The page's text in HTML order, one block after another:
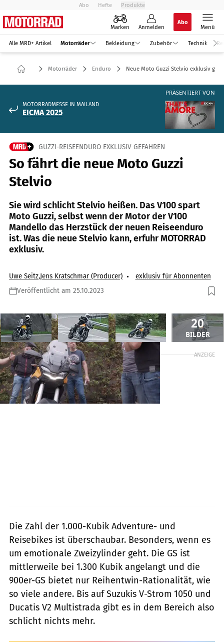
Abo Hefte Produkte
Marken Anmelden
Abo
Menü
Alle MRD+ Artikel Motorräder Bekleidung Zubehör Technik
Motorräder Enduro Neue Moto Guzzi Stelvio exklusiv
MOTORRADMESSE IN MAILAND
EICMA 2025
PRÄSENTIERT VON
GUZZI-REISEENDURO EXKLUSIV GEFAHREN
So fährt die neue Moto Guzzi
Stelvio
Sie wird schlicht Stelvio heißen. Das V100 spart
Moto Guzzi, selbst wenn der Motor der V100
Mandello das Herzstück der neuen Reiseenduro
ist. Was die neue Stelvio kann, erfuhr MOTORRAD
exklusiv.
Uwe Seitz,Jens Kratschmar (Producer)
exklusiv für Abonnenten
Veröffentlicht am 25.10.2023
20
BILDER
ANZEIGE
Die Zahl der 1.000-Kubik Adventure- und
Reisebikes ist überschaubar. Besonders, wenn es
um emotionale Zweizylinder geht. Die GS ist
mittlerweile bei 1.300 Kubik angelangt und die
900er-GS bietet nur Reihentwin-Rationalität, wie
so viele andere. Bis auf Suzukis V-Strom 1050 und
Ducatis V2 Multistrada gibt es in dem Bereich also
schlicht nichts mehr.